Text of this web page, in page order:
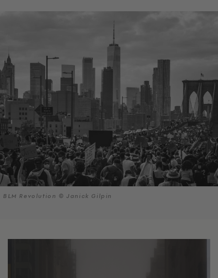
BLM Revolution © Janick Gilpin